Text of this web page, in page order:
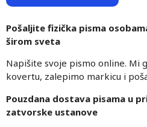
Pošaljite fizička pisma
širom sveta
Napišite svoje pismo online. Mi
kovertu, zalepimo markicu i
Pouzdana dostava pisama u
zatvorske ustanove